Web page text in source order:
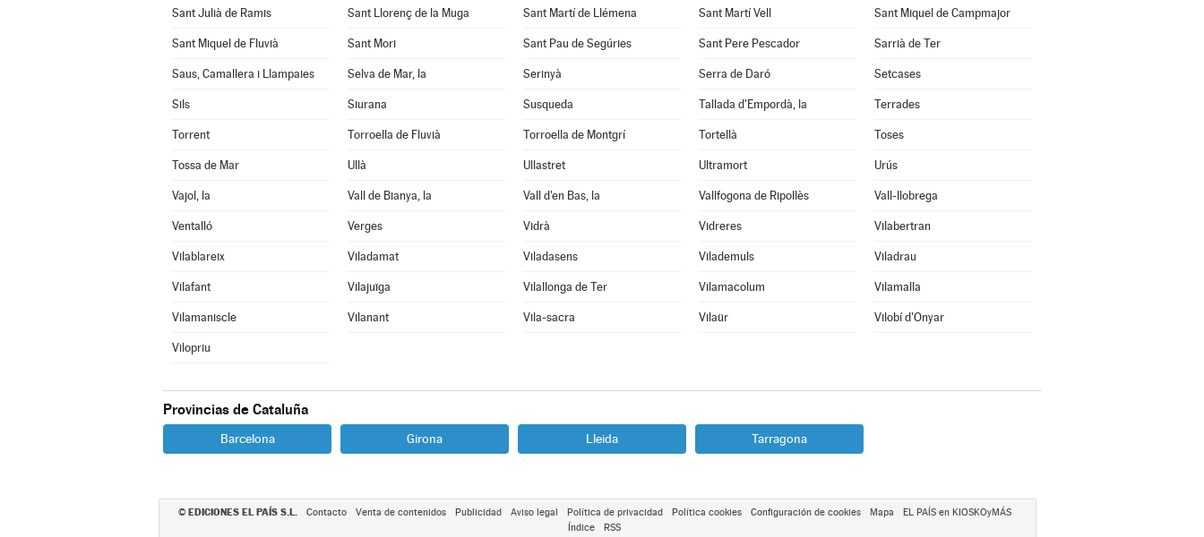
Sant Julià de Ramis Sant Llorenç de la Muga Sant Martí de Llémena Sant Martí Vell Sant Miquel de Campmajor
Sant Miquel de Fluvià Sant Mori Sant Pau de Segúries Sant Pere Pescador Sarrià de Ter
Saus, Camallera i Llampaies Selva de Mar, la Serinyà Serra de Daró Setcases
Sils Siurana Susqueda Tallada d'Empordà, la Terrades
Torrent Torroella de Fluvià Torroella de Montgrí Tortellà Toses
Tossa de Mar Ullà Ullastret Ultramort Urús
Vajol, la Vall de Bianya, la Vall d'en Bas, la Vallfogona de Ripollès Vall-llobrega
Ventalló Verges Vidrà Vidreres Vilabertran
Vilablareix Viladamat Viladasens Vilademuls Viladrau
Vilafant Vilajuïga Vilallonga de Ter Vilamacolum Vilamalla
Vilamaniscle Vilanant Vila-sacra Vilaür Vilobí d'Onyar
Vilopriu
Provincias de Cataluña
Barcelona Girona Lleida Tarragona
© EDICIONES EL PAÍS S.L. Contacto Venta de contenidos Publicidad Aviso legal Política de privacidad Política cookies Configuración de cookies Mapa
EL PAÍS en KIOSKOyMÁS
Índice
RSS